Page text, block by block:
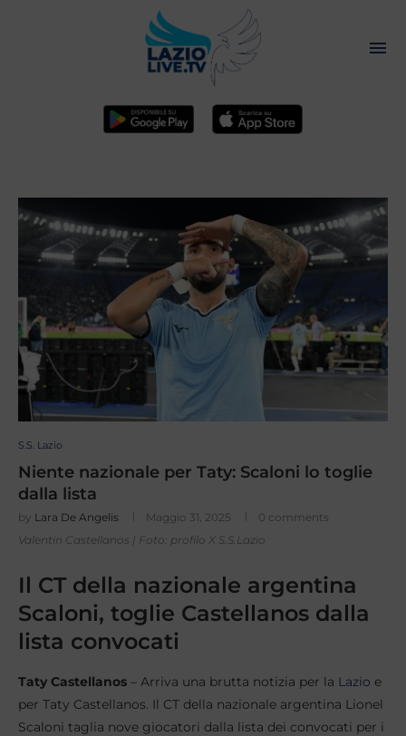
S.S. Lazio
Niente nazionale per Taty: Scaloni lo toglie
dalla lista
by Lara De Angelis Maggio 31, 2025
0 comments
Valentin Castellanos | Foto: profilo X S.S.Lazio
Il CT della nazionale argentina
Scaloni, toglie Castellanos dalla
lista convocati
Taty Castellanos – Arriva una brutta notizia per la Lazio e
per Taty Castellanos. Il CT della nazionale argentina Lionel
Scaloni taglia nove giocatori dalla lista dei convocati per i